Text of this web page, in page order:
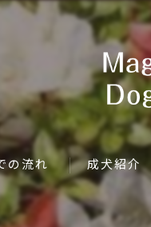
の流れ 成犬紹介